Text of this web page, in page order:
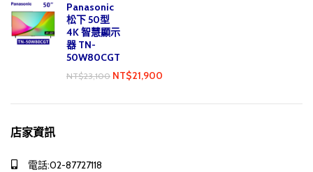
Panasonic
松下 50型
4K 智慧顯示
器 TN-
50W80CGT
NT$23,100 NT$21,900
店家資訊
電話:02-87727118